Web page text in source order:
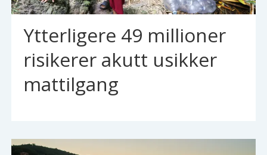
Ytterligere 49 millioner
risikerer akutt usikker
mattilgang